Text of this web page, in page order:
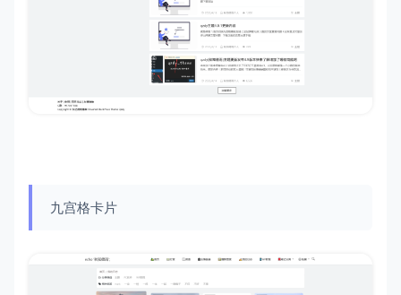
九宫格卡片